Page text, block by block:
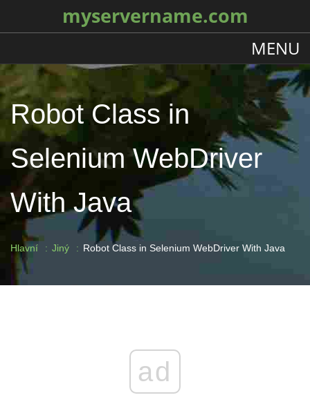
myservername.com
MENU
Robot Class in
Selenium WebDriver
With Java
Hlavní Jiný Robot Class in Selenium WebDriver With Java
ad